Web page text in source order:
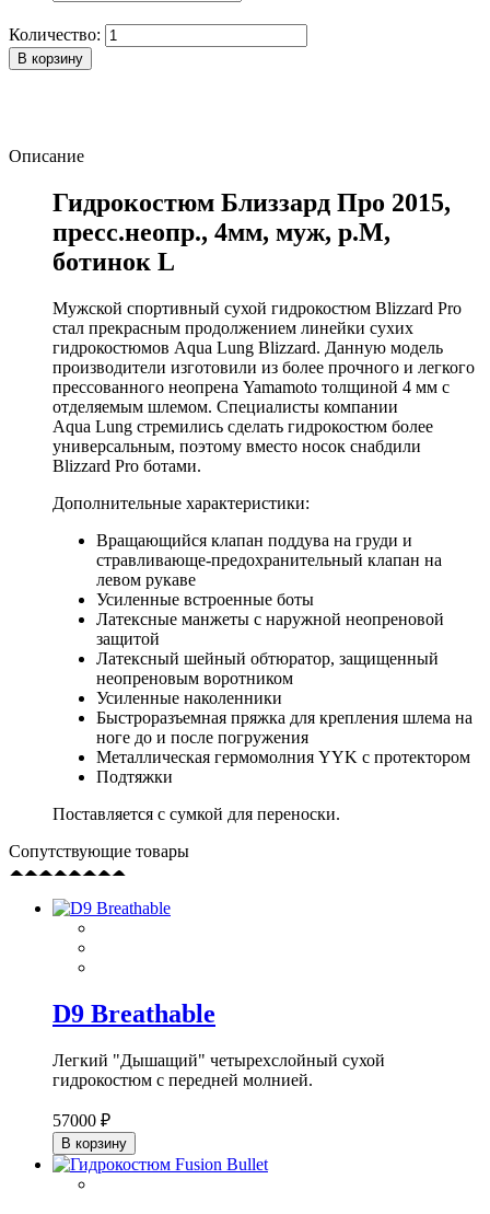
Количество:
В корзину
Описание
Гидрокостюм Близзард Про 2015,
пресс.неопр., 4мм, муж, р.М,
ботинок L
Мужской спортивный сухой гидрокостюм Blizzard Pro
стал прекрасным продолжением линейки сухих
гидрокостюмов Aqua Lung Blizzard. Данную модель
производители изготовили из более прочного и легкого
прессованного неопрена Yamamoto толщиной 4 мм с
отделяемым шлемом. Специалисты компании
Aqua Lung стремились сделать гидрокостюм более
универсальным, поэтому вместо носок снабдили
Blizzard Pro ботами.
Дополнительные характеристики:
Вращающийся клапан поддува на груди и
стравливающе-предохранительный клапан на
левом рукаве
Усиленные встроенные боты
Латексные манжеты с наружной неопреновой
защитой
Латексный шейный обтюратор, защищенный
неопреновым воротником
Усиленные наколенники
Быстроразъемная пряжка для крепления шлема на
ноге до и после погружения
Металлическая гермомолния YYK с протектором
Подтяжки
Поставляется с сумкой для переноски.
Сопутствующие товары
D9 Breathable
Легкий "Дышащий" четырехслойный сухой
гидрокостюм с передней молнией.
57000 ₽
В корзину